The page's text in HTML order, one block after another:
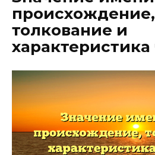
происхождение,
толкование и